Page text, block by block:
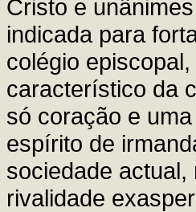
Cristo e
indicada para
colégio
característico da
só coração e
espírito de
sociedade
rivalidade